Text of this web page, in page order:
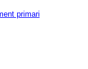
primari